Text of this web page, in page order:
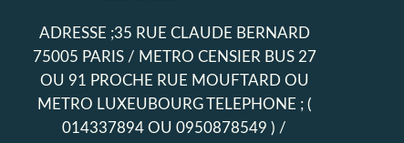
ADRESSE ;35 RUE CLAUDE BERNARD
75005 PARIS / METRO CENSIER BUS 27
OU 91 PROCHE RUE MOUFTARD OU
METRO LUXEUBOURG TELEPHONE ; (
014337894 OU 0950878549 ) /